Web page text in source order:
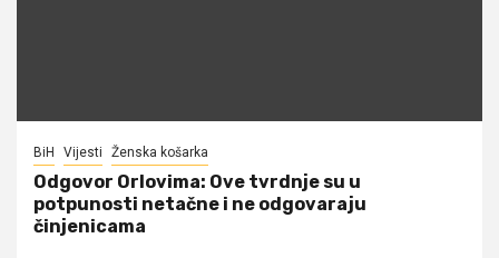
BiH Vijesti Ženska košarka
Odgovor Orlovima: ​Ove tvrdnje su u
potpunosti netačne i ne odgovaraju
činjenicama